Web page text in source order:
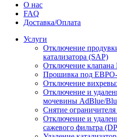
О нас
FAQ
Доставка/Оплата
Услуги
Отключение
катализатора (SAP)
Отключение клапана
Прошивка под
Отключение
Отключение и
мочевины AdBlue/
Снятие ограничителя
Отключение и
сажевого фильтра